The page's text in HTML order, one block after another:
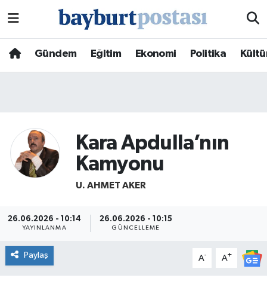
Gündem Eğitim Ekonomi Politika
Kara Apdulla’nın
Kamyonu
U. AHMET AKER
26.06.2026 - 10:14
YAYINLANMA
26.06.2026 - 10:15
GÜNCELLEME
Paylaş A- A+
Trafik Durumu
Süper Lig Puan Durumu ve Fikstür
Son Dakika Haberleri
Haber Arşivi